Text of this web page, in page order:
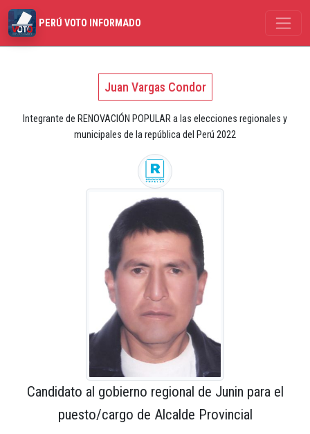
PERÚ VOTO INFORMADO
Juan Vargas Condor
Integrante de RENOVACIÓN POPULAR a las elecciones regionales y
municipales de la república del Perú 2022
Candidato al gobierno regional de Junin para el
puesto/cargo de Alcalde Provincial